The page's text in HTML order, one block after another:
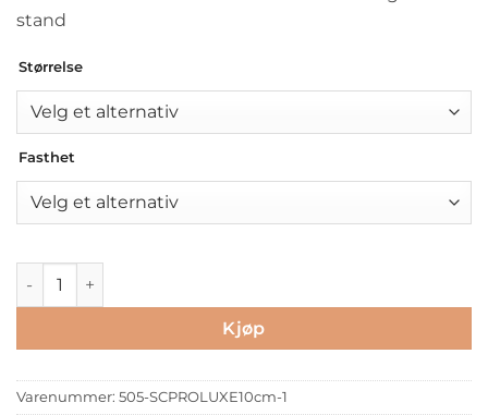
stand
Størrelse
Fasthet
TEMPUR® SmartCool™ Overmadrass - Pro Plus 8cm antall
Kjøp
Varenummer: 505-SCPROLUXE10cm-1